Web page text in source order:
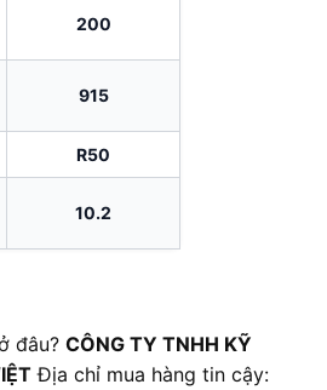
200
915
R50
10.2
đâu? CÔNG TY TNHH KỸ
Địa chỉ mua hàng tin cậy: